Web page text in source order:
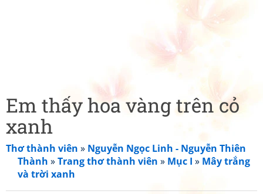
Em thấy hoa vàng trên cỏ
xanh
Thơ thành viên » Nguyễn Ngọc Linh - Nguyễn Thiên
Thành »Trang thơ thành viên » Mục I » Mây trắng
và trời xanh